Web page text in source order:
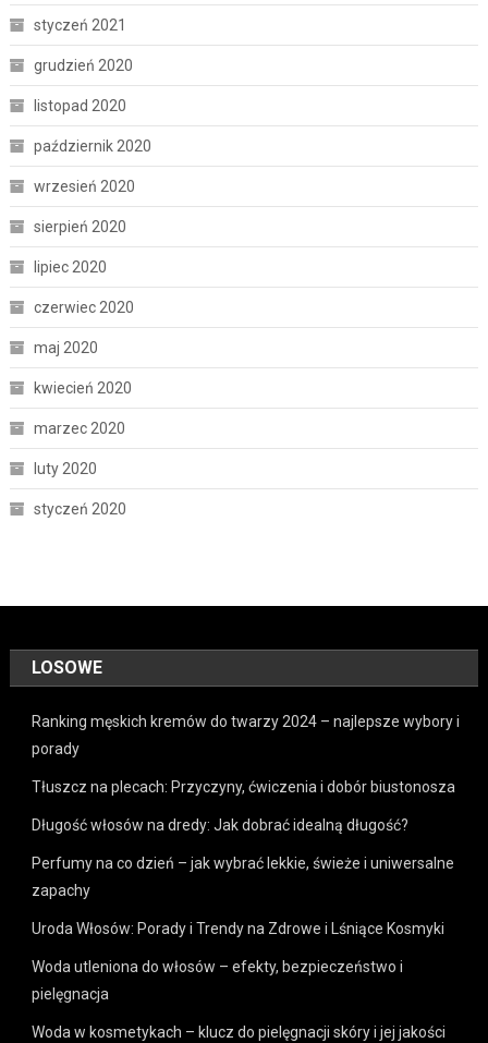
styczeń 2021
grudzień 2020
listopad 2020
październik 2020
wrzesień 2020
sierpień 2020
lipiec 2020
czerwiec 2020
maj 2020
kwiecień 2020
marzec 2020
luty 2020
styczeń 2020
LOSOWE
Ranking męskich kremów do twarzy 2024 – najlepsze wybory i
porady
Tłuszcz na plecach: Przyczyny, ćwiczenia i dobór biustonosza
Długość włosów na dredy: Jak dobrać idealną długość?
Perfumy na co dzień – jak wybrać lekkie, świeże i uniwersalne
zapachy
Uroda Włosów: Porady i Trendy na Zdrowe i Lśniące Kosmyki
Woda utleniona do włosów – efekty, bezpieczeństwo i
pielęgnacja
Woda w kosmetykach – klucz do pielęgnacji skóry i jej jakości